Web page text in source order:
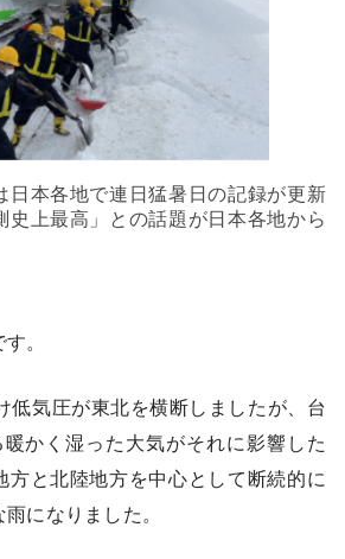
日本各地で連日猛暑日の記録が更新
史上最高」との話題が日本各地から
。
低気圧が東北を横断しましたが、台
かく湿った大気がそれに影響した
方と北陸地方を中心として断続的に
になりました。